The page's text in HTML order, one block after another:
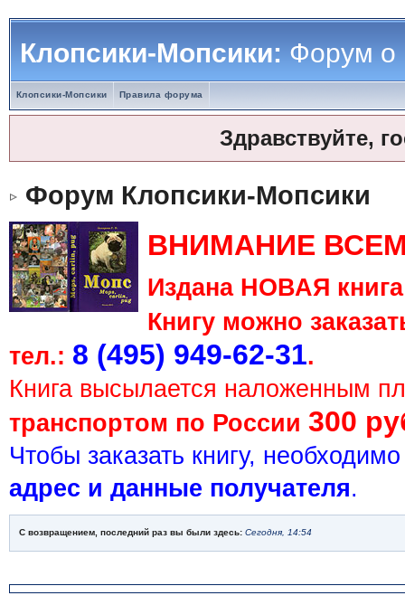
Клопсики-Мопсики:Форум о
Клопсики-Мопсики Правила форума
Здравствуйте,
Форум Клопсики-Мопсики
ВНИМАНИЕ
Издана НОВАЯ
Книгу можно
тел.: 8 (495) 949-62-31.
Книга высылается наложенным
транспортом по России 300
Чтобы заказать книгу,
адрес и данные получателя.
С возвращением, последний раз вы были здесь: Сегодня, 14:54